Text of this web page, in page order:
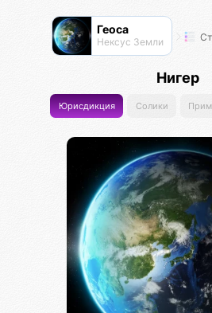
Геоса
Нексус Земли
Нигер
Юрисдикция Солики